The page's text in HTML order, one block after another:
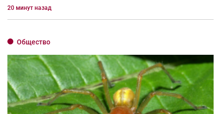
20 минут назад
Общество